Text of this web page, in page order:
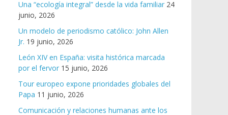
Una “ecología integral” desde la vida familiar 24
junio, 2026
Un modelo de periodismo católico: John Allen
Jr. 19 junio, 2026
León XIV en España: visita histórica marcada
por el fervor 15 junio, 2026
Tour europeo expone prioridades globales del
Papa 11 junio, 2026
Comunicación y relaciones humanas ante los